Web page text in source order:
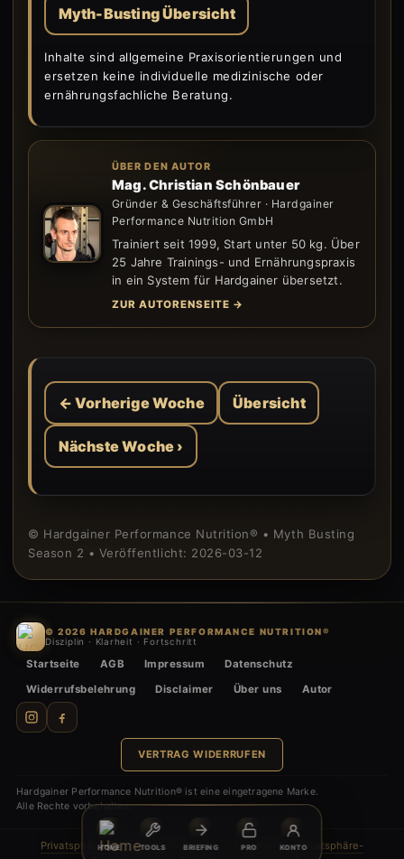
HOME TOOLS BRIEFING PRO KONTO
Myth-Busting Übersicht
Inhalte sind allgemeine Praxisorientierungen und
ersetzen keine individuelle medizinische oder
ernährungsfachliche Beratung.
ÜBER DEN AUTOR
Mag. Christian Schönbauer
Gründer & Geschäftsführer · Hardgainer
Performance Nutrition GmbH
Trainiert seit 1999, Start unter 50 kg. Über
25 Jahre Trainings- und Ernährungspraxis
in ein System für Hardgainer übersetzt.
ZUR AUTORENSEITE →
← Vorherige Woche Übersicht
Nächste Woche ›
© Hardgainer Performance Nutrition® • Myth Busting
Season 2 • Veröffentlicht: 2026-03-12
© 2026 HARDGAINER PERFORMANCE NUTRITION®
Disziplin · Klarheit · Fortschritt
Startseite AGB Impressum
Datenschutz
Widerrufsbelehrung
Disclaimer Über uns Autor
VERTRAG WIDERRUFEN
Hardgainer Performance Nutrition® ist eine eingetragene Marke.
Alle Rechte vorbehalten.
Privatsphäre-Einstellungen ändern
Historie der Privatsphäre-